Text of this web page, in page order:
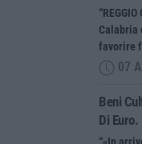
Calabria
favorire
07
Beni
Di
“«In